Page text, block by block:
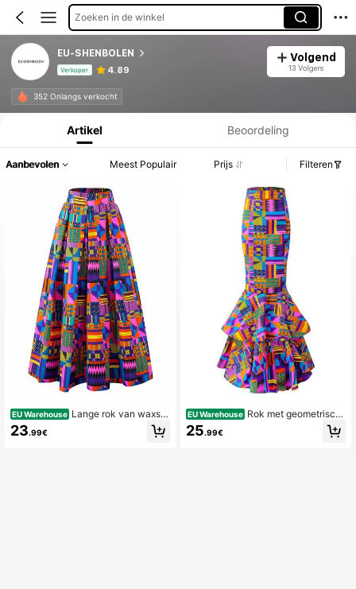
Zoeken in de winkel
EU-SHENBOLEN
Verkoper 4.89
Volgend
13 Volgers
352 Onlangs verkocht
Productinformatie: Prijsopenbaring, Verkoop- en Voorraadgegevens.
Artikel Beoordeling
Aanbevolen Meest Populair Prijs Filteren
EU Warehouse Lange rok van waxsto
f met Afrikaanse Kente-print voor d
ames
23.99€
EU Warehouse Rok met geometrisch
e print en zeemeerminzoom
25.99€